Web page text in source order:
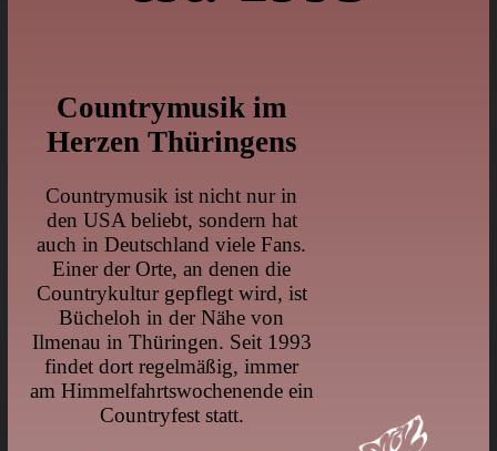
Countrymusik im
Herzen Thüringens
Countrymusik ist nicht nur in
den USA beliebt, sondern hat
auch in Deutschland viele Fans.
Einer der Orte, an denen die
Countrykultur gepflegt wird, ist
Bücheloh in der Nähe von
Ilmenau in Thüringen. Seit 1993
findet dort regelmäßig, immer
am Himmelfahrtswochenende ein
Countryfest statt.